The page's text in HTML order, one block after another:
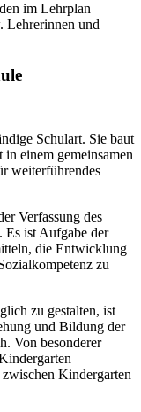
im Lehrplan
Lehrerinnen und
Schulart. Sie baut
einem gemeinsamen
weiterführendes
Verfassung des
Es ist Aufgabe der
die Entwicklung
zu
zu gestalten, ist
und Bildung der
Von besonderer
Kindergarten